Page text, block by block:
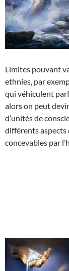
Limites pouvant
ethnies, par
qui véhiculent
alors on peut
d’unités de
différents aspects
concevables par